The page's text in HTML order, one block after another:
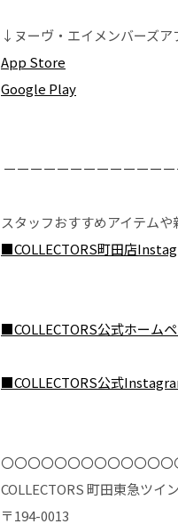
↓ヌーヴ・エイメンバーズ
App Store
Google Play
ーーーーーーーーーーーー
スタッフおすすめアイテム
■COLLECTORS町田店
■COLLECTORS公式ホーム
■COLLECTORS公式
〇〇〇〇〇〇〇〇〇〇〇〇
COLLECTORS 町田東急ツイ
〒194-0013